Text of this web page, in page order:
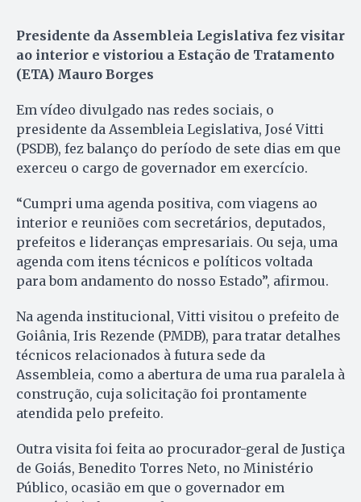
Presidente da Assembleia Legislativa fez visitar
ao interior e vistoriou a Estação de Tratamento
(ETA) Mauro Borges
Em vídeo divulgado nas redes sociais, o
presidente da Assembleia Legislativa, José Vitti
(PSDB), fez balanço do período de sete dias em que
exerceu o cargo de governador em exercício.
“Cumpri uma agenda positiva, com viagens ao
interior e reuniões com secretários, deputados,
prefeitos e lideranças empresariais. Ou seja, uma
agenda com itens técnicos e políticos voltada
para bom andamento do nosso Estado”, afirmou.
Na agenda institucional, Vitti visitou o prefeito de
Goiânia, Iris Rezende (PMDB), para tratar detalhes
técnicos relacionados à futura sede da
Assembleia, como a abertura de uma rua paralela à
construção, cuja solicitação foi prontamente
atendida pelo prefeito.
Outra visita foi feita ao procurador-geral de Justiça
de Goiás, Benedito Torres Neto, no Ministério
Público, ocasião em que o governador em